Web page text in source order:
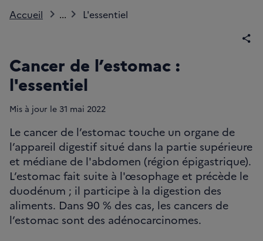
Accueil ... L'essentiel
Cancer de l’estomac :
l'essentiel
Mis à jour le 31 mai 2022
Le cancer de l’estomac touche un organe de
l’appareil digestif situé dans la partie supérieure
et médiane de l'abdomen (région épigastrique).
L’estomac fait suite à l'œsophage et précède le
duodénum ; il participe à la digestion des
aliments. Dans 90 % des cas, les cancers de
l’estomac sont des adénocarcinomes.